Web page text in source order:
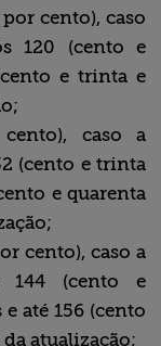
cento), caso
120 (cento e
e trinta e
caso a
(cento e trinta
e quarenta
cento), caso a
144 (cento e
até 156 (cento
da atualização;